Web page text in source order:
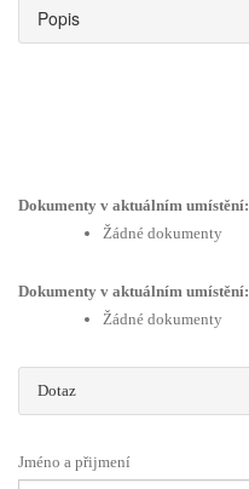
Popis
Dokumenty v aktuálním umístění:
Žádné dokumenty
Dokumenty v aktuálním umístění:
Žádné dokumenty
Dotaz
Jméno a přijmení